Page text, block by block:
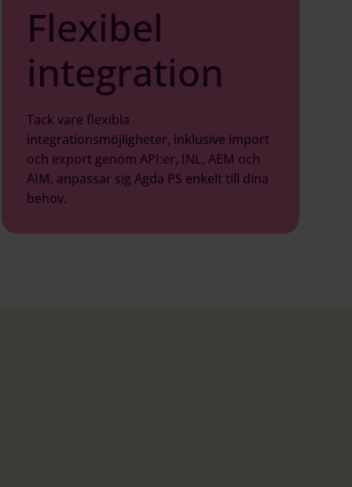
Flexibel
integration
Tack vare flexibla
integrationsmöjligheter, inklusive import
och export genom API:er, INL, AEM och
AIM, anpassar sig Agda PS enkelt till dina
behov.